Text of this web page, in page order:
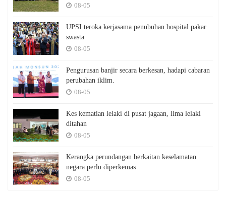
08-05
UPSI teroka kerjasama penubuhan hospital pakar
swasta
08-05
Pengurusan banjir secara berkesan, hadapi cabaran
perubahan iklim.
08-05
Kes kematian lelaki di pusat jagaan, lima lelaki
ditahan
08-05
Kerangka perundangan berkaitan keselamatan
negara perlu diperkemas
08-05